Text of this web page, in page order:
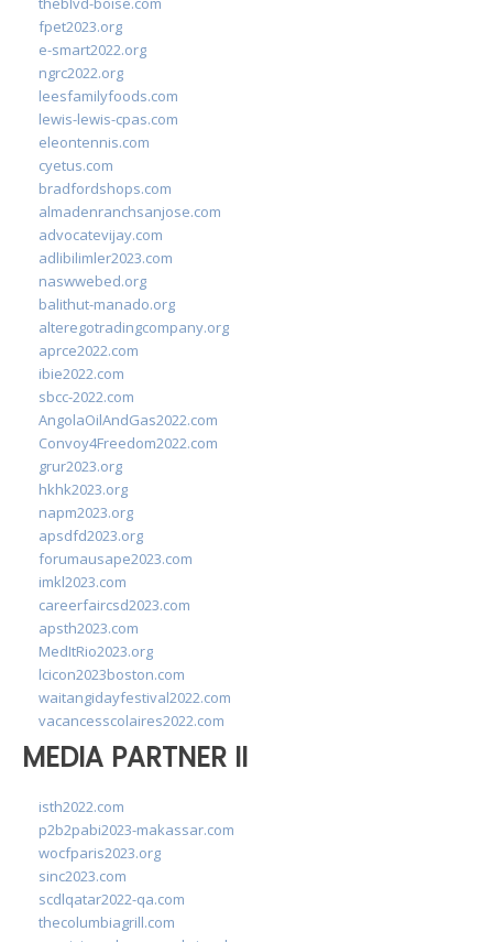
fpet2023.org
e-smart2022.org
ngrc2022.org
leesfamilyfoods.com
lewis-lewis-cpas.com
eleontennis.com
cyetus.com
bradfordshops.com
almadenranchsanjose.com
advocatevijay.com
adlibilimler2023.com
naswwebed.org
balithut-manado.org
alteregotradingcompany.org
aprce2022.com
ibie2022.com
sbcc-2022.com
AngolaOilAndGas2022.com
Convoy4Freedom2022.com
grur2023.org
hkhk2023.org
napm2023.org
apsdfd2023.org
forumausape2023.com
imkl2023.com
careerfaircsd2023.com
apsth2023.com
MedItRio2023.org
lcicon2023boston.com
waitangidayfestival2022.com
vacancesscolaires2022.com
MEDIA PARTNER II
isth2022.com
p2b2pabi2023-makassar.com
wocfparis2023.org
sinc2023.com
scdlqatar2022-qa.com
thecolumbiagrill.com